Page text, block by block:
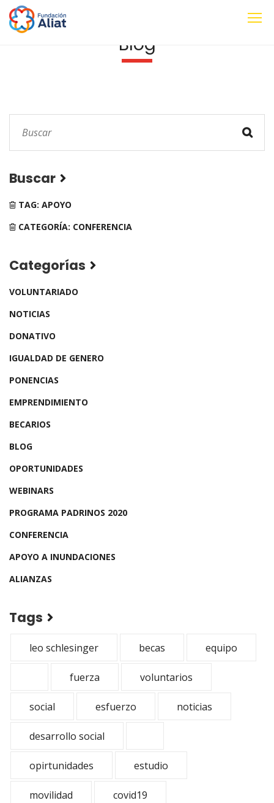
Blog
Buscar
TAG: APOYO
CATEGORÍA: CONFERENCIA
Categorías
VOLUNTARIADO
NOTICIAS
DONATIVO
IGUALDAD DE GENERO
PONENCIAS
EMPRENDIMIENTO
BECARIOS
BLOG
OPORTUNIDADES
WEBINARS
PROGRAMA PADRINOS 2020
CONFERENCIA
APOYO A INUNDACIONES
ALIANZAS
Tags
leo schlesinger becas equipo
fuerza voluntarios
social esfuerzo noticias
desarrollo social
opirtunidades estudio
movilidad covid19